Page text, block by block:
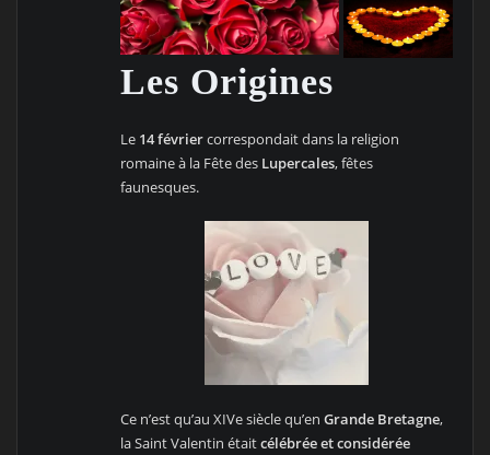
Les Origines
Le 14 févriercorrespondait dans la religion
romaine à la Fête des Lupercales, fêtes
faunesques.
Ce n’est qu’au XIVe siècle qu’enGrande Bretagne,
la Saint Valentin étaitcélébrée et considérée